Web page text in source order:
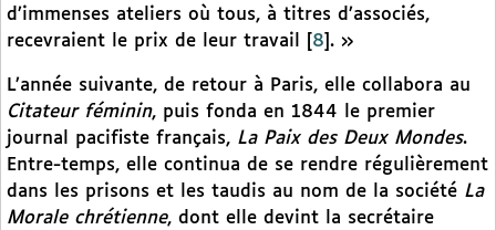
d’immenses ateliers où tous, à titres d’associés,
recevraient le prix de leur travail
8 . »
L’année suivante, de retour à Paris, elle collabora au
Citateur féminin, puis fonda en 1844 le premier
journal pacifiste français, La Paix des Deux Mondes.
Entre-temps, elle continua de se rendre régulièrement
dans les prisons et les taudis au nom de la société La
Morale chrétienne, dont elle devint la secrétaire